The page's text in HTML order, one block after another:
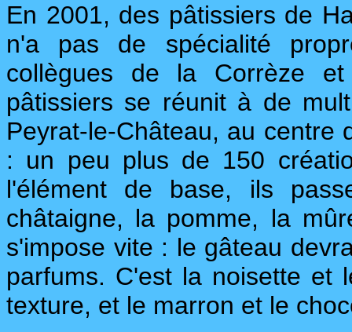
En 2001, des pâtissiers de
n'a pas de spécialité
collègues de la Corrèze
pâtissiers se réunit à de
Peyrat-le-Château, au centre
: un peu plus de 150
l'élément de base, ils
châtaigne, la pomme, la
s'impose vite : le gâteau
parfums. C'est la noisette et
texture, et le marron et le